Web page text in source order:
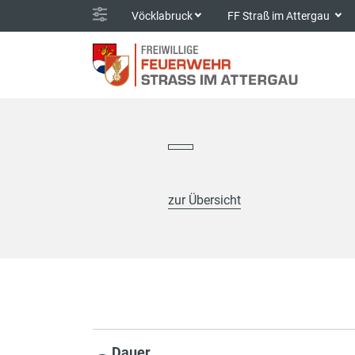
Vöcklabruck FF Straß im Attergau
zur Übersicht